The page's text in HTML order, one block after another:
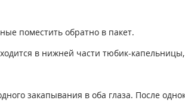
поместить обратно в пакет.
в нижней части тюбик-
закапывания в оба глаза. После